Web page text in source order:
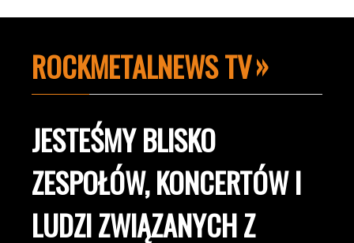
ROCKMETALNEWS TV
JESTEŚMY BLISKO
ZESPOŁÓW, KONCERTÓW I
LUDZI ZWIĄZANYCH Z